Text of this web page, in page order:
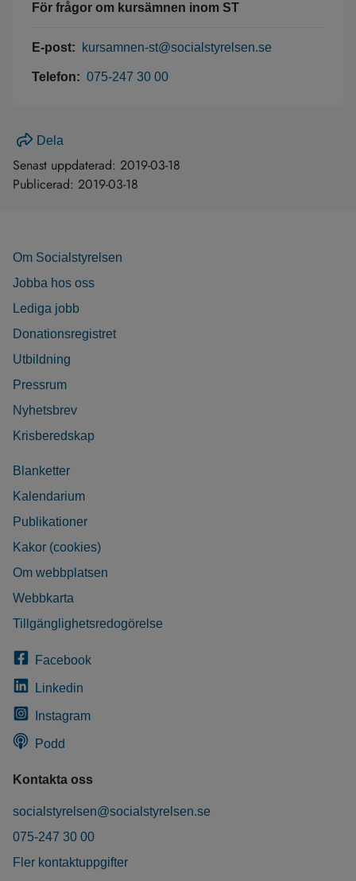
För frågor om kursämnen inom ST
E-post: kursamnen-st@socialstyrelsen.se
Telefon: 075-247 30 00
Dela
Senast uppdaterad: 2019-03-18
Publicerad: 2019-03-18
Om Socialstyrelsen
Jobba hos oss
Lediga jobb
Donationsregistret
Utbildning
Pressrum
Nyhetsbrev
Krisberedskap
Blanketter
Kalendarium
Publikationer
Kakor (cookies)
Om webbplatsen
Webbkarta
Tillgänglighetsredogörelse
Facebook
Linkedin
Instagram
Podd
Kontakta oss
socialstyrelsen@socialstyrelsen.se
075-247 30 00
Fler kontaktuppgifter